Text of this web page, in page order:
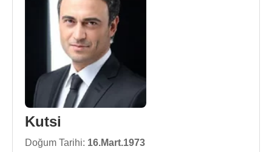
Kutsi
Doğum Tarihi: 16.Mart.1973